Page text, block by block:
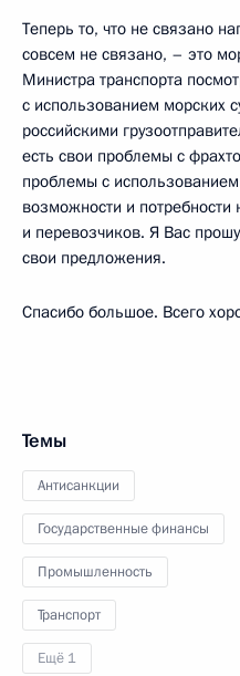
Теперь то, что не связано
совсем не связано, – это
Министра транспорта
с использованием морских
российскими
есть свои проблемы с
проблемы с
возможности и потребности
и перевозчиков. Я Вас
свои предложения.
Спасибо большое. Всего
Темы
Антисанкции
Государственные финансы
Промышленность
Транспорт
Ещё 1